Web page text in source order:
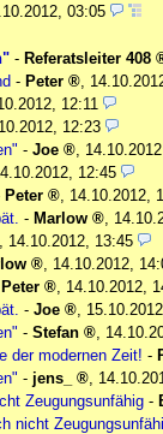
03:05
- Referatsleiter 408
- Peter
12:11
12:23
- Joe
12:45
Peter
14.10.2012,
- Marlow
14.10.2012, 13:45
14.10.2012,
Peter
14.10.2012,
- Joe
- Stefan
der modernen Zeit! -
- jens_
Zeugungsunfähig -
nicht